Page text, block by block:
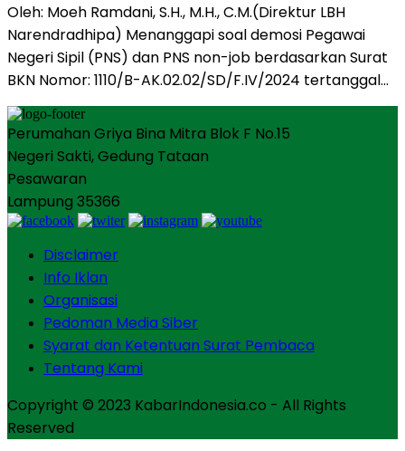
Oleh: Moeh Ramdani, S.H., M.H., C.M.(Direktur LBH
Narendradhipa) Menanggapi soal demosi Pegawai
Negeri Sipil (PNS) dan PNS non-job berdasarkan Surat
BKN Nomor: 1110/B-AK.02.02/SD/F.IV/2024 tertanggal…
Perumahan Griya Bina Mitra Blok F No.15
Negeri Sakti, Gedung Tataan
Pesawaran
Lampung 35366
Disclaimer
Info Iklan
Organisasi
Pedoman Media Siber
Syarat dan Ketentuan Surat Pembaca
Tentang Kami
Copyright © 2023 KabarIndonesia.co - All Rights
Reserved